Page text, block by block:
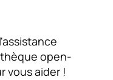
open-
vous aider !